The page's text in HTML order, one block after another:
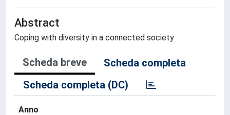
Abstract
Coping with diversity in a connected society
Scheda breve
Scheda completa
Scheda completa (DC)
Anno